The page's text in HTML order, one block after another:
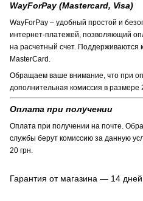
WayForPay (Mastercard, Visa)
WayForPay – удобный простой и
интернет-платежей, позволяющий
на расчетный счет. Поддерживаются
MasterCard.
Обращаем ваше внимание, что при
дополнительная комиссия в размере
Оплата при получении
Оплата при получении на почте.
службы берут комиссию за данную
20 грн.
Гарантия от магазина — 14 дней